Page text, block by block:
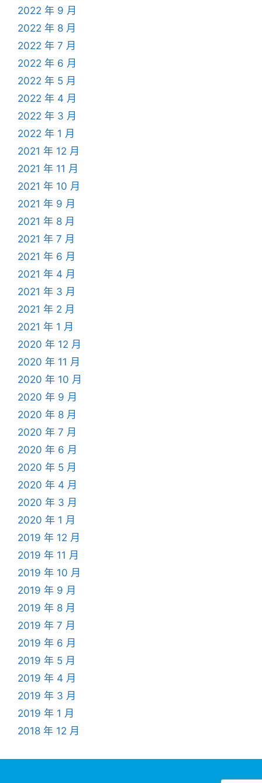
2022 年 9 月
2022 年 8 月
2022 年 7 月
2022 年 6 月
2022 年 5 月
2022 年 4 月
2022 年 3 月
2022 年 1 月
2021 年 12 月
2021 年 11 月
2021 年 10 月
2021 年 9 月
2021 年 8 月
2021 年 7 月
2021 年 6 月
2021 年 4 月
2021 年 3 月
2021 年 2 月
2021 年 1 月
2020 年 12 月
2020 年 11 月
2020 年 10 月
2020 年 9 月
2020 年 8 月
2020 年 7 月
2020 年 6 月
2020 年 5 月
2020 年 4 月
2020 年 3 月
2020 年 1 月
2019 年 12 月
2019 年 11 月
2019 年 10 月
2019 年 9 月
2019 年 8 月
2019 年 7 月
2019 年 6 月
2019 年 5 月
2019 年 4 月
2019 年 3 月
2019 年 1 月
2018 年 12 月